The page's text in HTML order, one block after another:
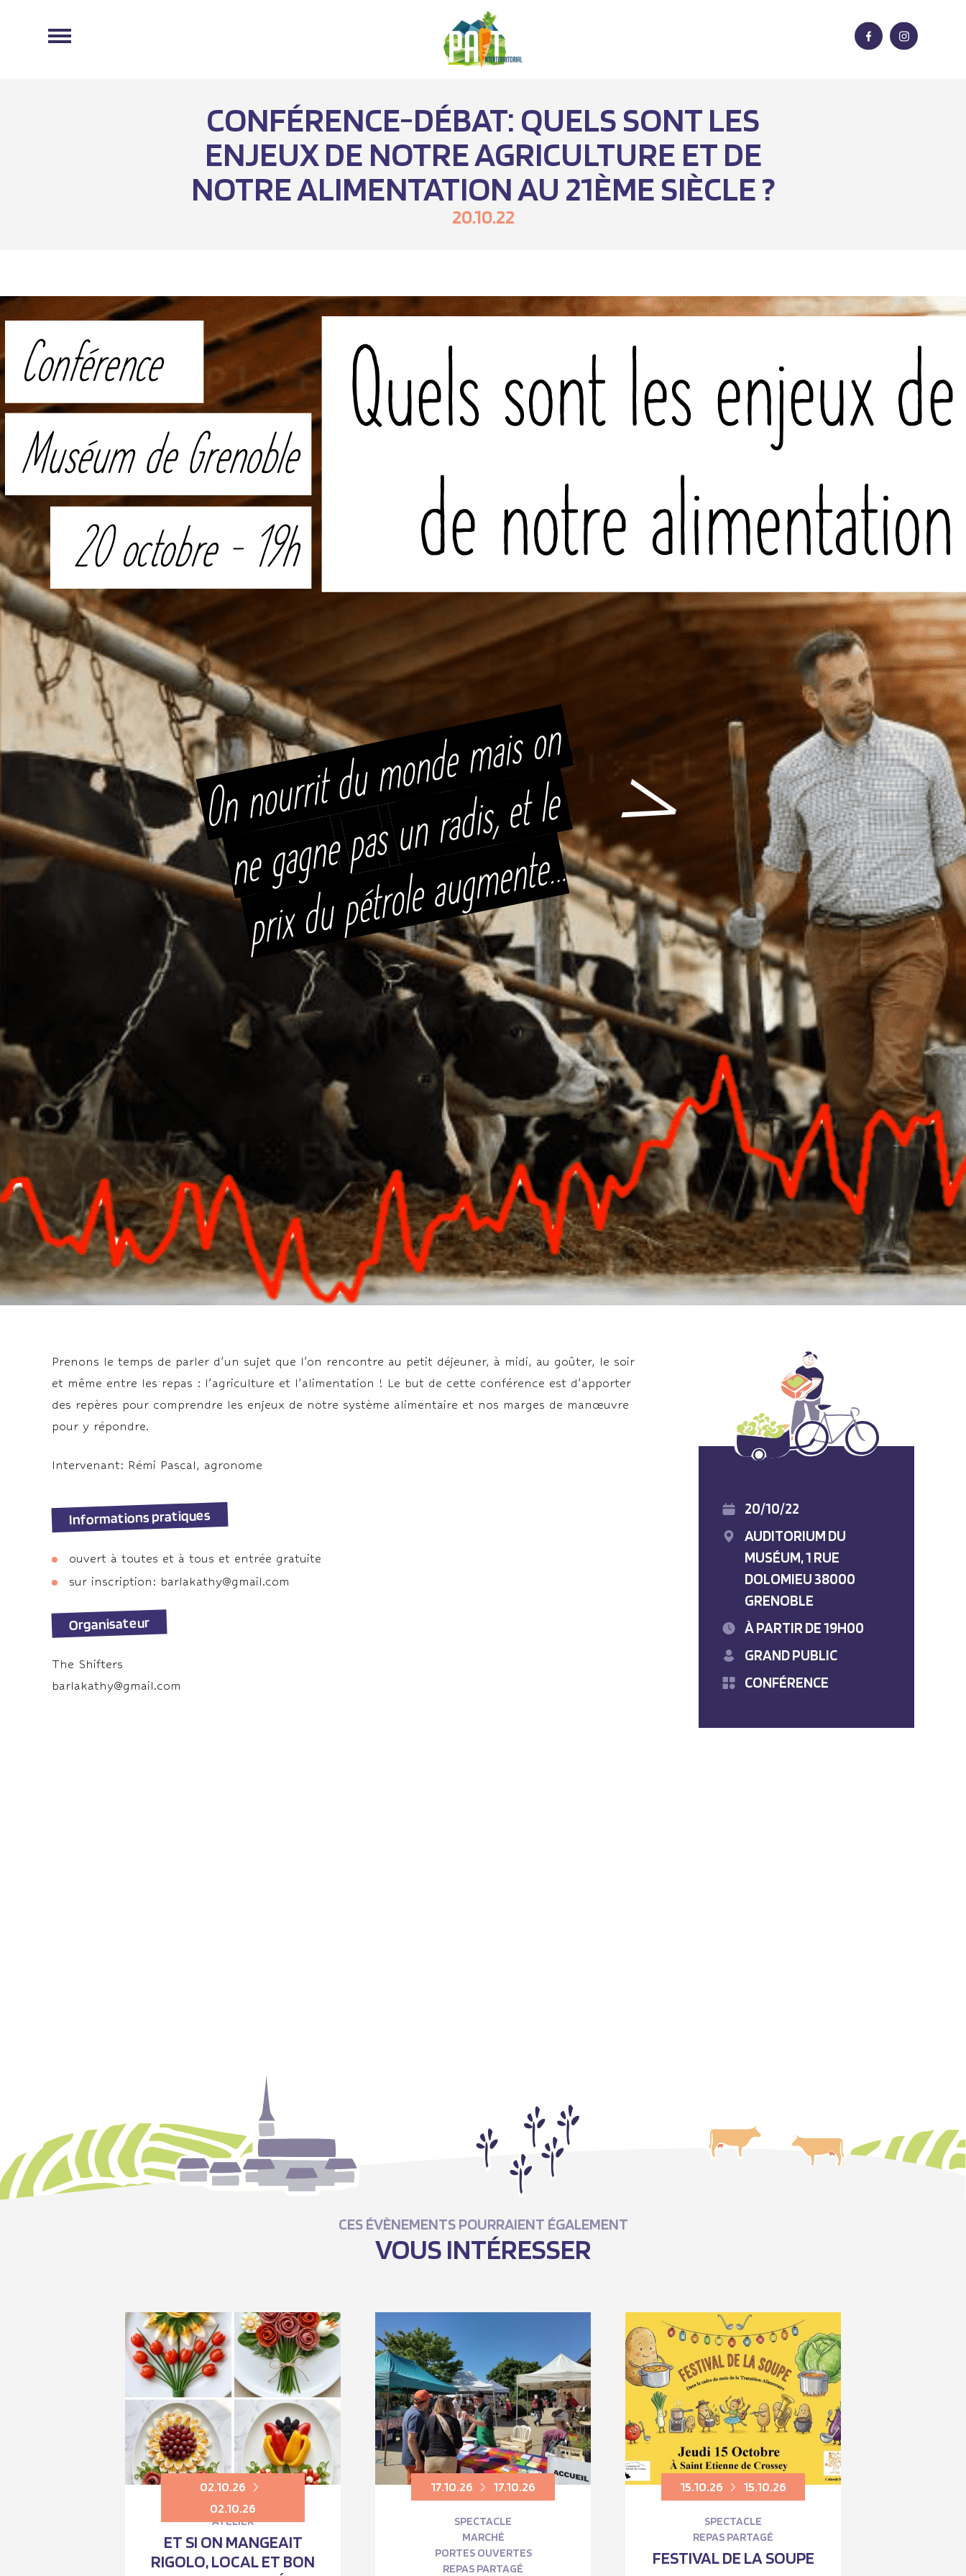
CONFÉRENCE-DÉBAT: QUELS SONT LES
ENJEUX DE NOTRE AGRICULTURE ET DE
NOTRE ALIMENTATION AU 21ÈME SIÈCLE ?
20.10.22
Prenons le temps de parler d’un sujet que l’on rencontre au petit déjeuner, à midi, au goûter, le soir
et même entre les repas : l’agriculture et l’alimentation ! Le but de cette conférence est d’apporter
des repères pour comprendre les enjeux de notre système alimentaire et nos marges de manœuvre
pour y répondre.
Intervenant: Rémi Pascal, agronome
Informations pratiques
ouvert à toutes et à tous et entrée gratuite
sur inscription: barlakathy@gmail.com
Organisateur
The Shifters
barlakathy@gmail.com
20/10/22
AUDITORIUM DU
MUSÉUM, 1 RUE
DOLOMIEU 38000
GRENOBLE
À PARTIR DE 19H00
GRAND PUBLIC
CONFÉRENCE
CES ÉVÈNEMENTS POURRAIENT ÉGALEMENT
VOUS INTÉRESSER
02.10.26
02.10.26
ATELIER
ET SI ON MANGEAIT
RIGOLO, LOCAL ET BON
17.10.26 17.10.26
SPECTACLE
MARCHÉ
PORTES OUVERTES
REPAS PARTAGÉ
15.10.26 15.10.26
SPECTACLE
REPAS PARTAGÉ
FESTIVAL DE LA SOUPE